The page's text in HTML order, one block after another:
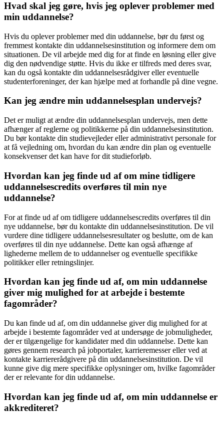
Hvad skal jeg gøre, hvis jeg oplever problemer med
min uddannelse?
Hvis du oplever problemer med din uddannelse, bør du først og
fremmest kontakte din uddannelsesinstitution og informere dem om
situationen. De vil arbejde med dig for at finde en løsning eller give
dig den nødvendige støtte. Hvis du ikke er tilfreds med deres svar,
kan du også kontakte din uddannelsesrådgiver eller eventuelle
studenterforeninger, der kan hjælpe med at forhandle på dine vegne.
Kan jeg ændre min uddannelsesplan undervejs?
Det er muligt at ændre din uddannelsesplan undervejs, men dette
afhænger af reglerne og politikkerne på din uddannelsesinstitution.
Du bør kontakte din studievejleder eller administrativt personale for
at få vejledning om, hvordan du kan ændre din plan og eventuelle
konsekvenser det kan have for dit studieforløb.
Hvordan kan jeg finde ud af om mine tidligere
uddannelsescredits overføres til min nye
uddannelse?
For at finde ud af om tidligere uddannelsescredits overføres til din
nye uddannelse, bør du kontakte din uddannelsesinstitution. De vil
vurdere dine tidligere uddannelsesresultater og beslutte, om de kan
overføres til din nye uddannelse. Dette kan også afhænge af
lighederne mellem de to uddannelser og eventuelle specifikke
politikker eller retningslinjer.
Hvordan kan jeg finde ud af, om min uddannelse
giver mig mulighed for at arbejde i bestemte
fagområder?
Du kan finde ud af, om din uddannelse giver dig mulighed for at
arbejde i bestemte fagområder ved at undersøge de jobmuligheder,
der er tilgængelige for kandidater med din uddannelse. Dette kan
gøres gennem research på jobportaler, karrieremesser eller ved at
kontakte karriererådgivere på din uddannelsesinstitution. De vil
kunne give dig mere specifikke oplysninger om, hvilke fagområder
der er relevante for din uddannelse.
Hvordan kan jeg finde ud af, om min uddannelse er
akkrediteret?